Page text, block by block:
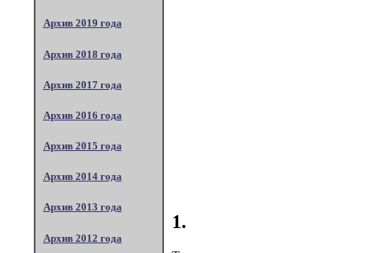
Архив 2019 года
Архив 2018 года
Архив 2017 года
Архив 2016 года
Архив 2015 года
Архив 2014 года
Архив 2013 года
Архив 2012 года
1.